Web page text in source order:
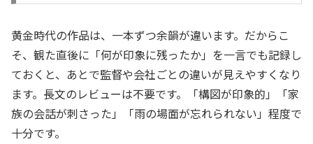
黄金時代の作品は、一本ずつ余韻が違います。だからこ
そ、観た直後に「何が印象に残ったか」を一言でも記録し
ておくと、あとで監督や会社ごとの違いが見えやすくなり
ます。長文のレビューは不要です。「構図が印象的」「家
族の会話が刺さった」「雨の場面が忘れられない」程度で
十分です。